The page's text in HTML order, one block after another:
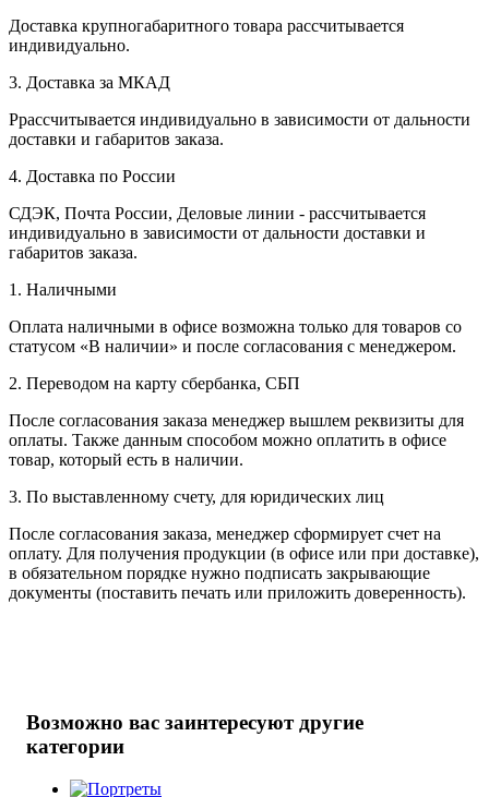
Доставка крупногабаритного товара рассчитывается
индивидуально.
3. Доставка за МКАД
Ррассчитывается индивидуально в зависимости от дальности
доставки и габаритов заказа.
4. Доставка по России
СДЭК, Почта России, Деловые линии - рассчитывается
индивидуально в зависимости от дальности доставки и
габаритов заказа.
1. Наличными
Оплата наличными в офисе возможна только для товаров со
статусом «В наличии» и после согласования с менеджером.
2. Переводом на карту сбербанка, СБП
После согласования заказа менеджер вышлем реквизиты для
оплаты. Также данным способом можно оплатить в офисе
товар, который есть в наличии.
3. По выставленному счету, для юридических лиц
После согласования заказа, менеджер сформирует счет на
оплату. Для получения продукции (в офисе или при доставке),
в обязательном порядке нужно подписать закрывающие
документы (поставить печать или приложить доверенность).
Возможно вас заинтересуют другие
категории